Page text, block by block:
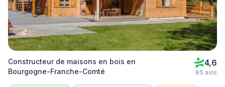
Constructeur de maisons en bois en
Bourgogne-Franche-Comté
4,6
95 avis